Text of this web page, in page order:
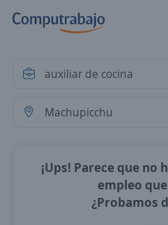
¡Ups! Parece que no
empleo
¿Probamos